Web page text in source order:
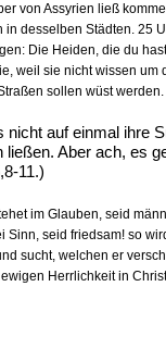
von Assyrien ließ
desselben Städten. 25
Die Heiden, die du
weil sie nicht wissen um
sollen wüst werden.
nicht auf einmal ihre
ließen. Aber ach, es
11.)
im Glauben, seid
Sinn, seid friedsam! so
sucht, welchen er
Herrlichkeit in